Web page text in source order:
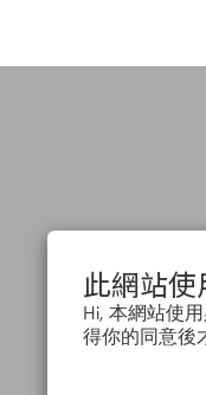
此網站
Hi, 本網站使
得你的同意後